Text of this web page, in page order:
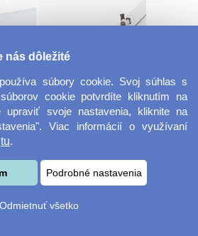
Šnúrka na kľúče s
prackou
nás dôležité
súbory cookie. Svoj súhlas s
cookie potvrdíte kliknutím na
upraviť svoje nastavenia, kliknite na
Viac informácií o využívaní
tu.
Podrobné nastavenia
Odmietnuť všetko